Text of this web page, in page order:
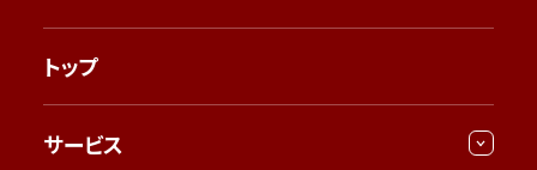
トップ
サービス